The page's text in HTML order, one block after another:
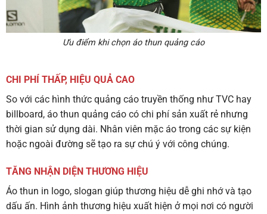
Ưu điểm khi chọn áo thun quảng cáo
CHI PHÍ THẤP, HIỆU QUẢ CAO
So với các hình thức quảng cáo truyền thống như TVC hay
billboard, áo thun quảng cáo có chi phí sản xuất rẻ nhưng
thời gian sử dụng dài. Nhân viên mặc áo trong các sự kiện
hoặc ngoài đường sẽ tạo ra sự chú ý với công chúng.
TĂNG NHẬN DIỆN THƯƠNG HIỆU
Áo thun in logo, slogan giúp thương hiệu dễ ghi nhớ và tạo
dấu ấn. Hình ảnh thương hiệu xuất hiện ở mọi nơi có người